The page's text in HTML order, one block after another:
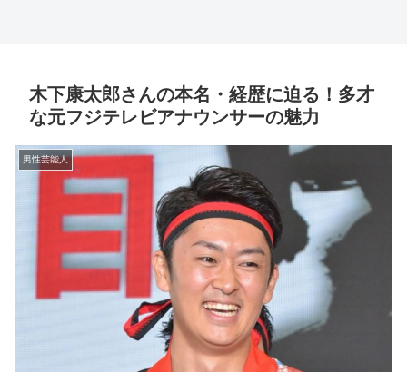
木下康太郎さんの本名・経歴に迫る！多才
な元フジテレビアナウンサーの魅力
男性芸能人